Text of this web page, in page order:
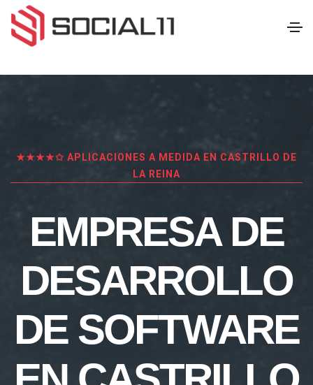
★★★★✩ APLICACIONES A MEDIDA EN CASTRILLO DE
LA REINA
EMPRESA DE
DESARROLLO
DE SOFTWARE